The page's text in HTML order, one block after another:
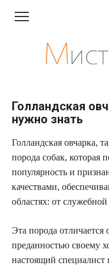
Голландская
нужно знать
Голландская овчарка,
порода собак, которая
популярность и
качествами,
областях: от
Эта порода отличается
преданностью своему
настоящий специалист